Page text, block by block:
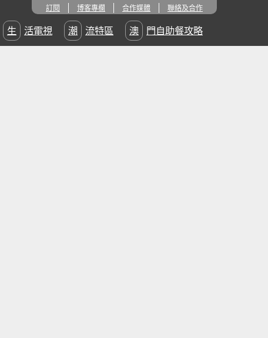
訂閱 博客專欄 合作媒體 聯絡及合作
生活電視 潮流特區 澳門自助餐攻略